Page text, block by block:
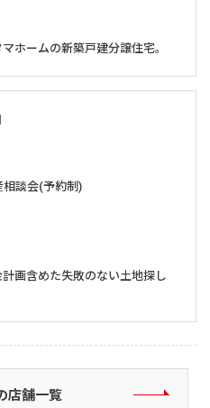
ホームの新築戸建分譲住宅。
相談会(予約制)
画含めた失敗のない土地探し
店舗一覧